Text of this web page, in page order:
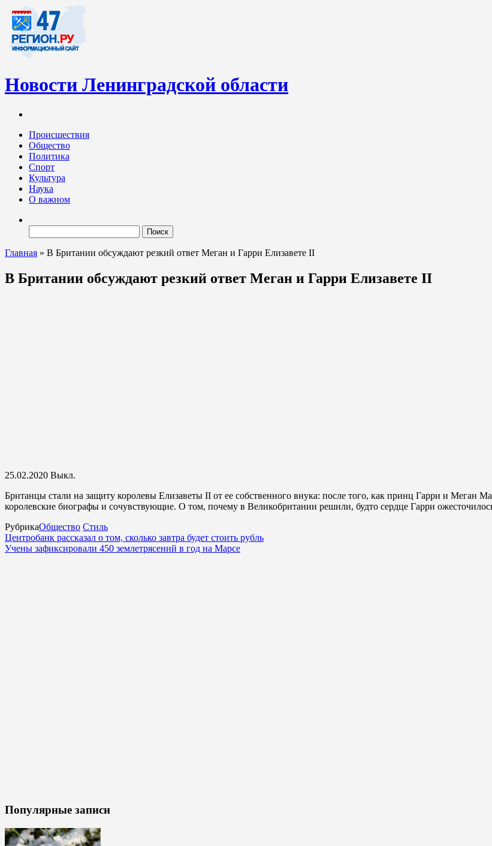
Новости Ленинградской области
Ленинградских новостей обновляется регулярно. Мы рассказываем о происходящем «в верхах» и о судьбах простых
Происшествия
Общество
Политика
Спорт
Культура
Наука
О важном
Главная » В Британии обсуждают резкий ответ Меган и Гарри Елизавете II
В Британии обсуждают резкий ответ Меган и Гарри Елизавете II
25.02.2020 Выкл.
Британцы стали на защиту королевы Елизаветы II от ее собственного внука: после того, как принц Гарри и Меган
королевские биографы и сочувствующие. О том, почему в Великобритании решили, будто сердце Гарри
РубрикаОбщество Стиль
Центробанк рассказал о том, сколько завтра будет стоить рубль
Учены зафиксировали 450 землетрясений в год на Марсе
Популярные записи